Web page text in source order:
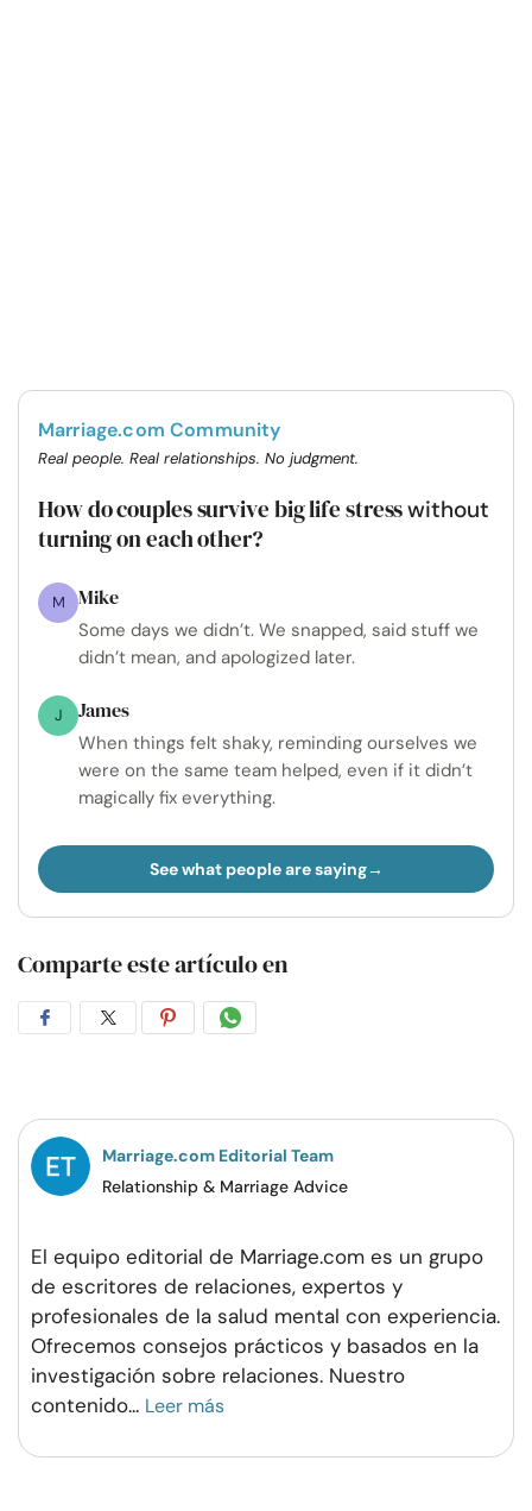
Marriage.com Community
Real people. Real relationships. No judgment.
How do couples survive big life stresswithout
turning on each other?
M Mike
Some days we didn’t. We snapped, said stuff we
didn’t mean, and apologized later.
J James
When things felt shaky, reminding ourselves we
were on the same team helped, even if it didn’t
magically fix everything.
See what people are saying
Comparte este artículo en
CompartirCompartirCompartirCompartir
Marriage.com Editorial Team
Relationship & Marriage Advice
El equipo editorial de Marriage.com es un grupo
de escritores de relaciones, expertos y
profesionales de la salud mental con experiencia.
Ofrecemos consejos prácticos y basados en la
investigación sobre relaciones. Nuestro
contenido... Leer más